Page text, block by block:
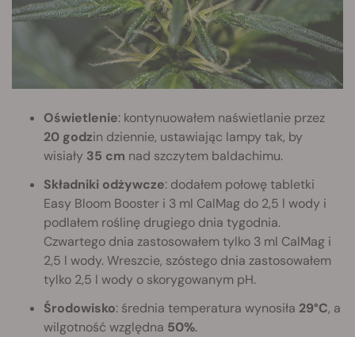
Oświetlenie: kontynuowałem naświetlanie przez
20 godzin dziennie, ustawiając lampy tak, by
wisiały 35 cm nad szczytem baldachimu.
Składniki odżywcze: dodałem połowę tabletki
Easy Bloom Booster i 3 ml CalMag do 2,5 l wody i
podlałem roślinę drugiego dnia tygodnia.
Czwartego dnia zastosowałem tylko 3 ml CalMag i
2,5 l wody. Wreszcie, szóstego dnia zastosowałem
tylko 2,5 l wody o skorygowanym pH.
Środowisko: średnia temperatura wynosiła 29°C, a
wilgotność względna 50%.